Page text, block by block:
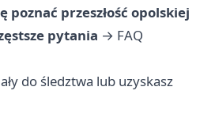
poznać przeszłość opolskiej
pytania → FAQ
do śledztwa lub uzyskasz